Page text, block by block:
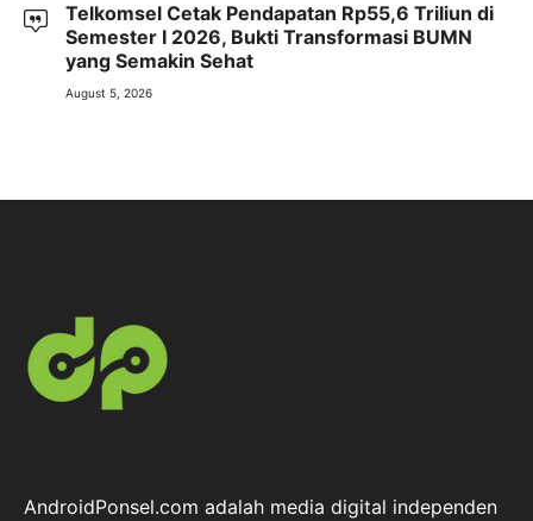
Telkomsel Cetak Pendapatan Rp55,6 Triliun di
Semester I 2026, Bukti Transformasi BUMN
yang Semakin Sehat
August 5, 2026
AndroidPonsel.com adalah media digital independen